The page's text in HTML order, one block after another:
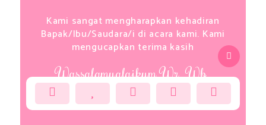
Kami sangat mengharapkan kehadiran
Bapak/Ibu/Saudara/i di acara kami. Kami
mengucapkan terima kasih
Wassalamualaikum Wr. Wb.